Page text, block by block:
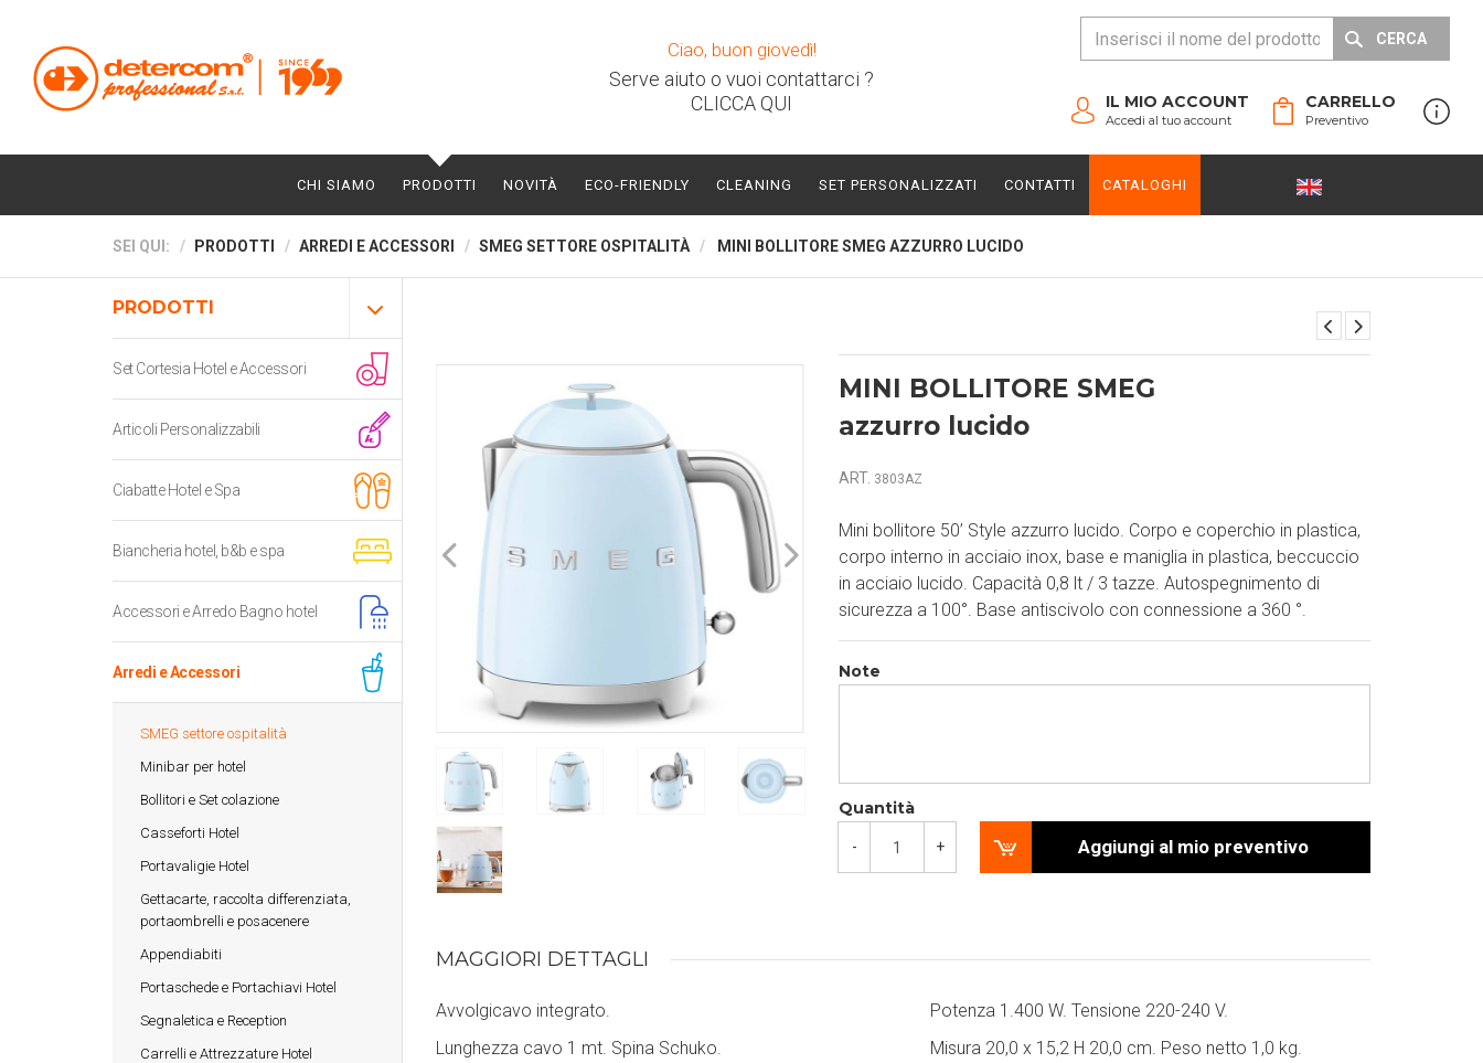
Ciao, buon giovedì!
Serve aiuto o vuoi contattarci ?
CLICCA QUI
CERCA
CARRELLO
Preventivo
IL MIO ACCOUNT
Accedi al tuo account
CHI SIAMO PRODOTTI NOVITÀ ECO-FRIENDLY CLEANING SET PERSONALIZZATI CONTATTI CATALOGHI
SEI QUI: PRODOTTI ARREDI E ACCESSORI SMEG SETTORE OSPITALITÀ MINI BOLLITORE SMEG AZZURRO LUCIDO
PRODOTTI
Set Cortesia Hotel e Accessori
Articoli Personalizzabili
Ciabatte Hotel e Spa
Biancheria hotel, b&b e spa
Accessori e Arredo Bagno hotel
Arredi e Accessori
SMEG settore ospitalità
Minibar per hotel
Bollitori e Set colazione
Casseforti Hotel
Portavaligie Hotel
Gettacarte, raccolta differenziata,
portaombrelli e posacenere
Appendiabiti
Portaschede e Portachiavi Hotel
Segnaletica e Reception
Carrelli e Attrezzature Hotel
MINI BOLLITORE SMEG
azzurro lucido
ART. 3803AZ
Mini bollitore 50’ Style azzurro lucido. Corpo e coperchio in plastica,
corpo interno in acciaio inox, base e maniglia in plastica, beccuccio
in acciaio lucido. Capacità 0,8 lt / 3 tazze. Autospegnimento di
sicurezza a 100°. Base antiscivolo con connessione a 360 °.
Note
Quantità
- + Aggiungi al mio preventivo
MAGGIORI DETTAGLI
Avvolgicavo integrato.
Lunghezza cavo 1 mt. Spina Schuko.
Potenza 1.400 W. Tensione 220-240 V.
Misura 20,0 x 15,2 H 20,0 cm. Peso netto 1,0 kg.